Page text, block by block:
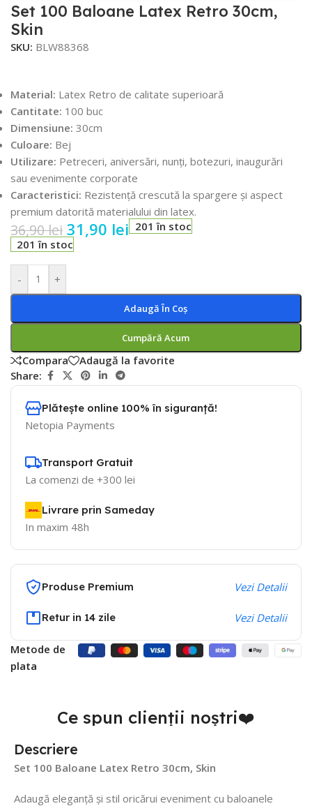
Set 100 Baloane Latex Retro 30cm,
Skin
SKU: BLW88368
Material: Latex Retro de calitate superioară
Cantitate: 100 buc
Dimensiune: 30cm
Culoare: Bej
Utilizare: Petreceri, aniversări, nunți, botezuri, inaugurări
sau evenimente corporate
Caracteristici: Rezistență crescută la spargere și aspect
premium datorită materialului din latex.
36,90lei 31,90 lei 201 în stoc
201 în stoc
- +
Adaugă În Coș
Cumpără Acum
Compara
Adaugă la favorite
Share:
Plătește online 100% în siguranță!
Netopia Payments
Transport Gratuit
La comenzi de +300 lei
Livrare prin Sameday
In maxim 48h
Produse Premium Vezi Detalii
Retur in 14 zile Vezi Detalii
Metode de
plata
Ce spun clienții noștri❤️
Descriere
Set 100 Baloane Latex Retro 30cm, Skin
Adaugă eleganță și stil oricărui eveniment cu baloanele